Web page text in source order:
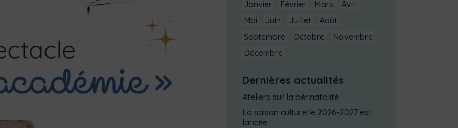
Janvier Février Mars
Avril
Mai
Juin Juillet
Août
Septembre
Octobre
Novembre
Décembre
Dernières actualités
Ateliers sur la périnatalité
La saison culturelle 2026-2027 est
lancée !